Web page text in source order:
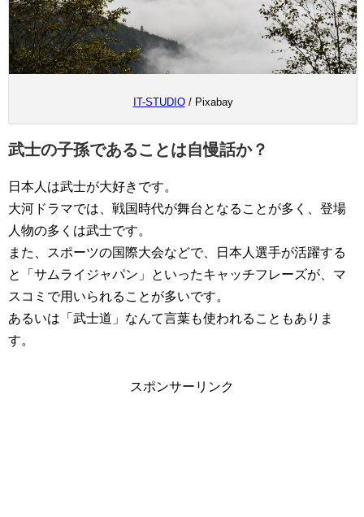
IT-STUDIO/ Pixabay
武士の子孫であることは自慢話か？
日本人は武士が大好きです。
大河ドラマでは、戦国時代が舞台となることが多く、登場
人物の多くは武士です。
また、スポーツの国際大会などで、日本人選手が活躍する
と「サムライジャパン」といったキャッチフレーズが、マ
スコミで用いられることが多いです。
あるいは「武士道」なんて言葉も使われることもありま
す。
スポンサーリンク